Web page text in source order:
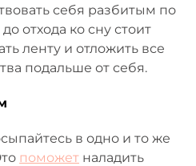
себя разбитым по
отхода ко сну стоит
ленту и отложить все
подальше от себя.
в одно и то же
поможет наладить